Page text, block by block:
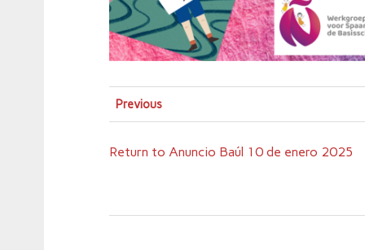
Previous
Return to Anuncio Baúl 10 de enero 2025